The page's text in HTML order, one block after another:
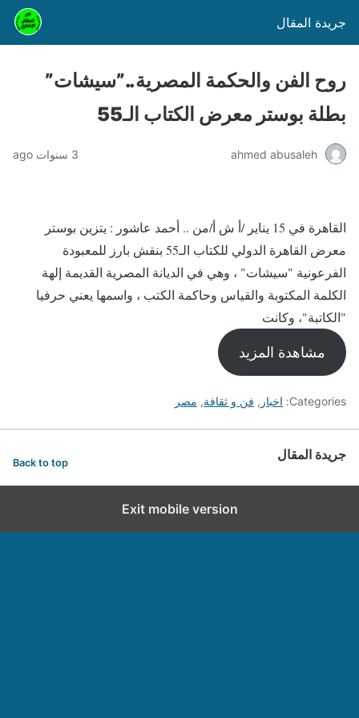
جريدة المقال
روح الفن والحكمة المصرية..”سيشات”
بطلة بوستر معرض الكتاب الـ55
ahmed abusaleh 3 سنوات ago
القاهرة في 15 يناير /أ ش أ/من .. أحمد عاشور : يتزين بوستر
معرض القاهرة الدولي للكتاب الـ55 بنقش بارز للمعبودة
الفرعونية "سيشات" ، وهي في الديانة المصرية القديمة إلهة
الكلمة المكتوبة والقياس وحاكمة الكتب ، واسمها يعني حرفيا
"الكاتبة"، وكانت
مشاهدة المزيد
Categories: اخبار , فن و ثقافة, مصر
جريدة المقال Back to top
Exit mobile version